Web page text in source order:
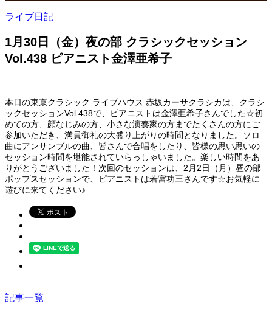
ライブ日記
1月30日（金）夜の部 クラシックセッション
Vol.438 ピアニスト金澤亜希子
本日の東京クラシック ライブハウス 赤坂カーサクラシカは、クラシ
ックセッションVol.438で、ピアニストは金澤亜希子さんでした☆初
めての方、顔なじみの方、小さな演奏家の方までたくさんの方にご
参加いただき、満員御礼の大盛り上がりの時間となりました。ソロ
曲にアンサンブルの曲、皆さんで合唱をしたり、皆様の思い思いの
セッション時間を堪能されていらっしゃいました。楽しい時間をあ
りがとうございました！次回のセッションは、2月2日（月）昼の部
ポップスセッションで、ピアニストは若宮功三さんです☆お気軽に
遊びに来てください♪
記事一覧